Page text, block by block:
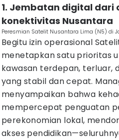
1. Jembatan digital dari
konektivitas Nusantara
Peresmian Satelit Nusantara Lima (N5) di
Begitu izin operasional
menetapkan satu prioritas
kawasan terdepan, terluar,
yang stabil dan cepat.
menyampaikan bahwa
mempercepat penguatan
perekonomian lokal,
akses